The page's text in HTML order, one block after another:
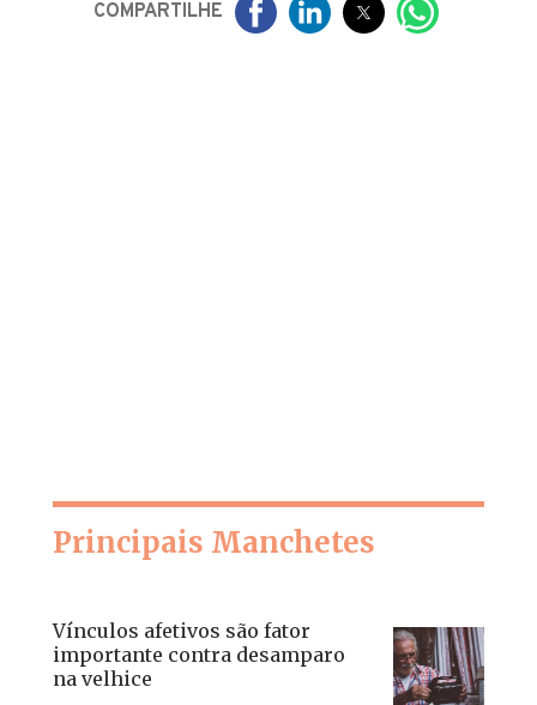
COMPARTILHE
Principais Manchetes
Vínculos afetivos são fator
importante contra desamparo
na velhice